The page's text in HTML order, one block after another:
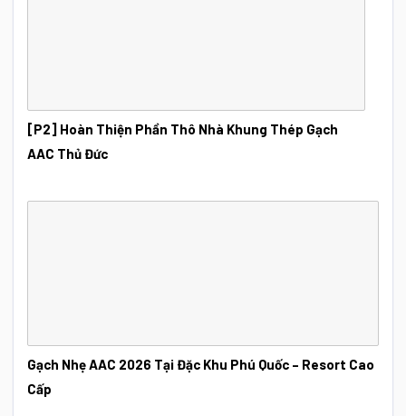
[P2] Hoàn Thiện Phần Thô Nhà Khung Thép Gạch
AAC Thủ Đức
Gạch Nhẹ AAC 2026 Tại Đặc Khu Phú Quốc – Resort Cao
Cấp